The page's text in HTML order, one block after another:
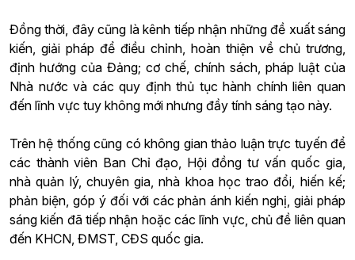
Đồng thời, đây cũng là kênh tiếp nhận những đề xuất sáng
kiến, giải pháp để điều chỉnh, hoàn thiện về chủ trương,
định hướng của Đảng; cơ chế, chính sách, pháp luật của
Nhà nước và các quy định thủ tục hành chính liên quan
đến lĩnh vực tuy không mới nhưng đầy tính sáng tạo này.
Trên hệ thống cũng có không gian thảo luận trực tuyến để
các thành viên Ban Chỉ đạo, Hội đồng tư vấn quốc gia,
nhà quản lý, chuyên gia, nhà khoa học trao đổi, hiến kế;
phản biện, góp ý đối với các phản ánh kiến nghị, giải pháp
sáng kiến đã tiếp nhận hoặc các lĩnh vực, chủ đề liên quan
đến KHCN, ĐMST, CĐS quốc gia.